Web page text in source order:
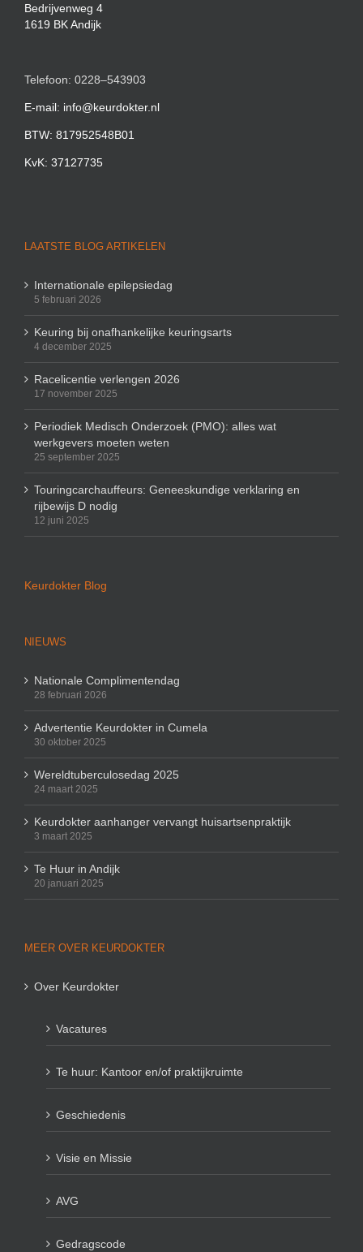
Bedrijvenweg 4
1619 BK Andijk
Telefoon: 0228–543903
E-mail: info@keurdokter.nl
BTW: 817952548B01
KvK: 37127735
LAATSTE BLOG ARTIKELEN
Internationale epilepsiedag
5 februari 2026
Keuring bij onafhankelijke keuringsarts
4 december 2025
Racelicentie verlengen 2026
17 november 2025
Periodiek Medisch Onderzoek (PMO): alles wat
werkgevers moeten weten
25 september 2025
Touringcarchauffeurs: Geneeskundige verklaring en
rijbewijs D nodig
12 juni 2025
Keurdokter Blog
NIEUWS
Nationale Complimentendag
28 februari 2026
Advertentie Keurdokter in Cumela
30 oktober 2025
Wereldtuberculosedag 2025
24 maart 2025
Keurdokter aanhanger vervangt huisartsenpraktijk
3 maart 2025
Te Huur in Andijk
20 januari 2025
MEER OVER KEURDOKTER
Over Keurdokter
Vacatures
Te huur: Kantoor en/of praktijkruimte
Geschiedenis
Visie en Missie
AVG
Gedragscode